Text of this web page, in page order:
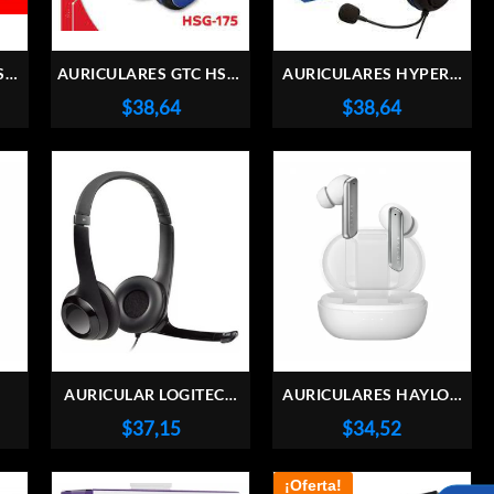
AURICULARES GTC HSG-
175 BLUETOOTH NEGRO
AZUL
$38,64
AURICULARES HYPERX
CLOUD CHAT PS4
$38,64
AURICULAR LOGITECH
H390 USB-A
$37,15
AURICULARES HAYLOU
W1 WHITE BLUETOOTH
$34,52
¡Oferta!